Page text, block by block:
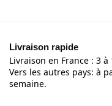
Livraison rapide
Livraison en France : 3 à
Vers les autres pays: à
semaine.